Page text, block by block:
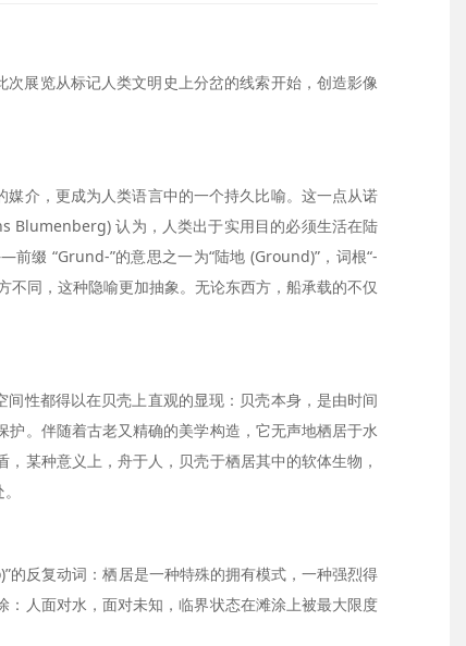
展览从标记人类文明史上分岔的线索开始，创造影像
介，更成为人类语言中的一个持久比喻。这一点从诺
Blumenberg) 认为，人类出于实用目的必须生活在陆
缀 “Grund-”的意思之一为“陆地 (Ground)”，词根“-
同，这种隐喻更加抽象。无论东西方，船承载的不仅
性都得以在贝壳上直观的显现：贝壳本身，是由时间
。伴随着古老又精确的美学构造，它无声地栖居于水
某种意义上，舟于人，贝壳于栖居其中的软体生物，
反复动词：栖居是一种特殊的拥有模式，一种强烈得
人面对水，面对未知，临界状态在滩涂上被最大限度